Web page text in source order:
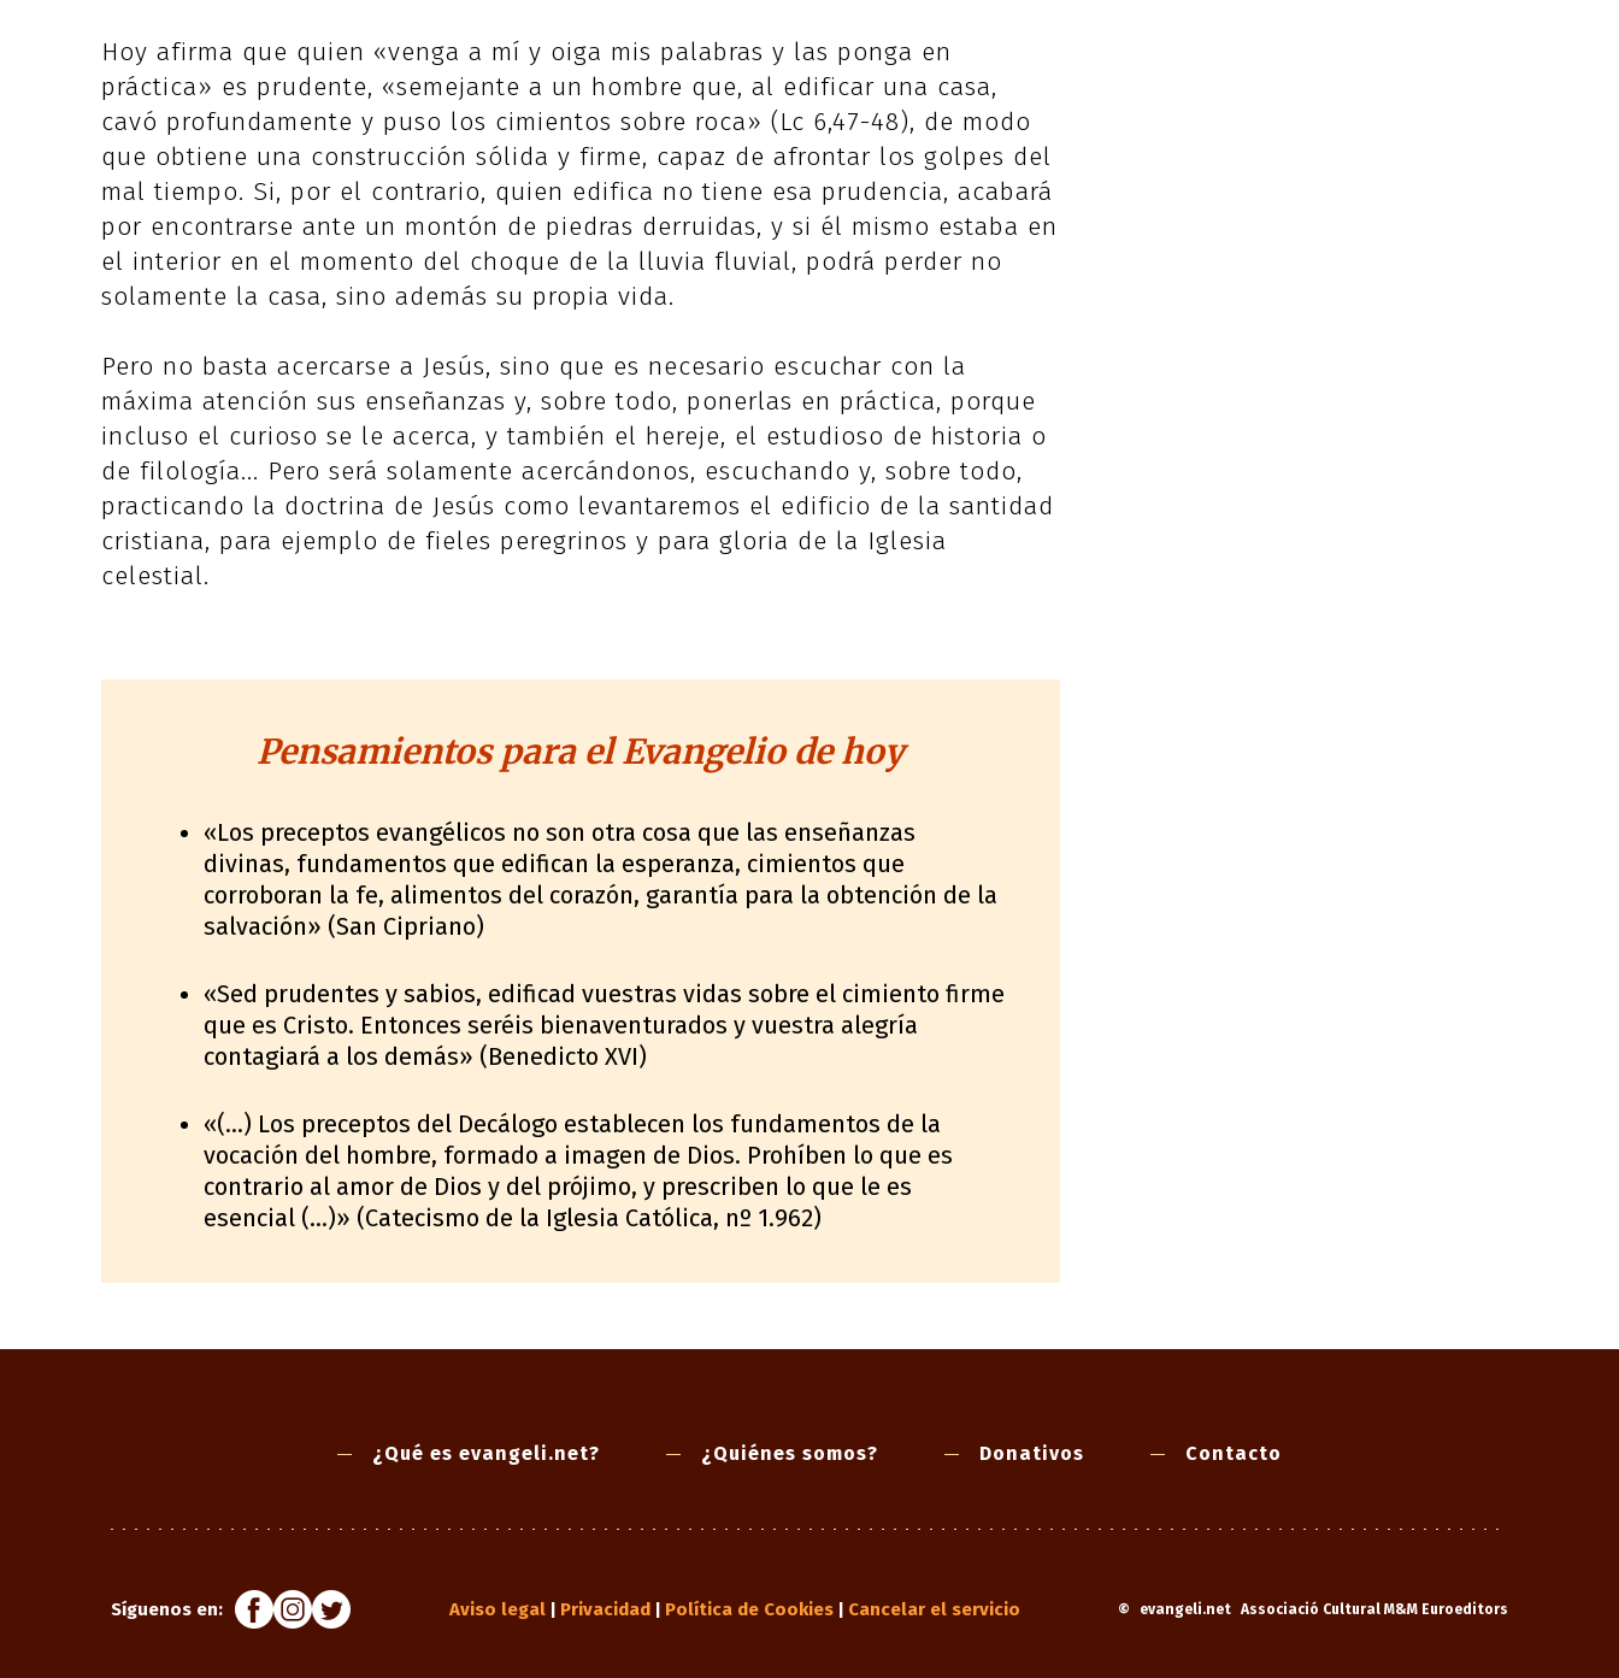
Hoy afirma que quien «venga a mí y oiga mis palabras y las ponga en
práctica» es prudente, «semejante a un hombre que, al edificar una casa,
cavó profundamente y puso los cimientos sobre roca» (Lc 6,47-48), de modo
que obtiene una construcción sólida y firme, capaz de afrontar los golpes del
mal tiempo. Si, por el contrario, quien edifica no tiene esa prudencia, acabará
por encontrarse ante un montón de piedras derruidas, y si él mismo estaba en
el interior en el momento del choque de la lluvia fluvial, podrá perder no
solamente la casa, sino además su propia vida.
Pero no basta acercarse a Jesús, sino que es necesario escuchar con la
máxima atención sus enseñanzas y, sobre todo, ponerlas en práctica, porque
incluso el curioso se le acerca, y también el hereje, el estudioso de historia o
de filología... Pero será solamente acercándonos, escuchando y, sobre todo,
practicando la doctrina de Jesús como levantaremos el edificio de la santidad
cristiana, para ejemplo de fieles peregrinos y para gloria de la Iglesia
celestial.
Pensamientos para el Evangelio de hoy
«Los preceptos evangélicos no son otra cosa que las enseñanzas
divinas, fundamentos que edifican la esperanza, cimientos que
corroboran la fe, alimentos del corazón, garantía para la obtención de la
salvación» (San Cipriano)
«Sed prudentes y sabios, edificad vuestras vidas sobre el cimiento firme
que es Cristo. Entonces seréis bienaventurados y vuestra alegría
contagiará a los demás» (Benedicto XVI)
«(…) Los preceptos del Decálogo establecen los fundamentos de la
vocación del hombre, formado a imagen de Dios. Prohíben lo que es
contrario al amor de Dios y del prójimo, y prescriben lo que le es
esencial (…)» (Catecismo de la Iglesia Católica, nº 1.962)
¿Qué es evangeli.net? ¿Quiénes somos? Donativos Contacto
Síguenos en: © evangeli.net Associació Cultural M&M Euroeditors
Aviso legal| Privacidad Política de Cookies| Cancelar el servicio